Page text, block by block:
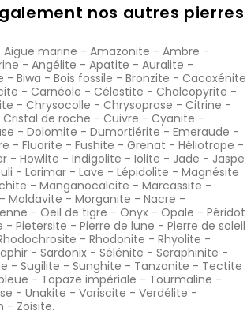
nos autres pierres
Aigue marine - Amazonite - Ambre -
- Angélite - Apatite - Auralite -
- Biwa - Bois fossile - Bronzite - Cacoxénite
- Carnéole - Célestite - Chalcopyrite -
- Chrysocolle - Chrysoprase - Citrine -
Cristal de roche - Cuivre - Cyanite -
- Dolomite - Dumortiérite - Emeraude -
- Fluorite - Fushite - Grenat - Héliotrope -
- Howlite - Indigolite - Iolite - Jade - Jaspe
- Larimar - Lave - Lépidolite - Magnésite
- Manganocalcite - Marcassite -
- Moldavite - Morganite - Nacre -
- Oeil de tigre - Onyx - Opale - Péridot
- Pietersite - Pierre de lune - Pierre de soleil
- Rhodonite - Rhyolite -
- Sardonix - Sélénite - Seraphinite -
- Sugilite - Sunghite - Tanzanite - Tectite
- Topaze impériale - Tourmaline -
- Unakite - Variscite - Verdélite -
- Zoisite.